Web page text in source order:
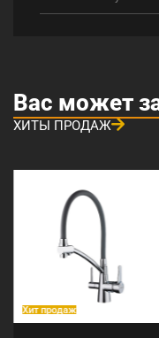
Вас может
ХИТЫ ПРОДАЖ
Хит продаж